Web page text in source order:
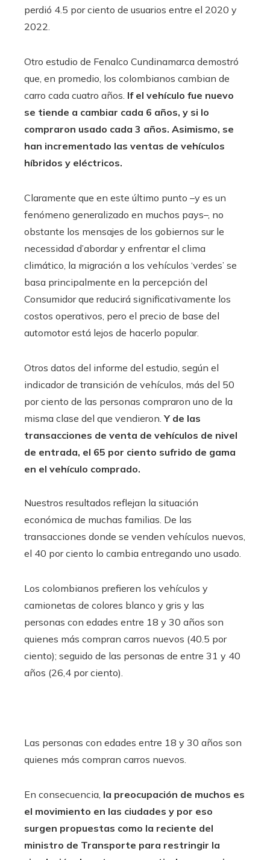
perdió 4.5 por ciento de usuarios entre el 2020 y
2022.
Otro estudio de Fenalco Cundinamarca demostró
que, en promedio, los colombianos cambian de
carro cada cuatro años. If el vehículo fue nuevo
se tiende a cambiar cada 6 años, y si lo
compraron usado cada 3 años. Asimismo, se
han incrementado las ventas de vehículos
híbridos y eléctricos.
Claramente que en este último punto –y es un
fenómeno generalizado en muchos pays–, no
obstante los mensajes de los gobiernos sur le
necessidad d’abordar y enfrentar el clima
climático, la migración a los vehículos ‘verdes’ se
basa principalmente en la percepción del
Consumidor que reducirá significativamente los
costos operativos, pero el precio de base del
automotor está lejos de hacerlo popular.
Otros datos del informe del estudio, según el
indicador de transición de vehículos, más del 50
por ciento de las personas compraron uno de la
misma clase del que vendieron.Y de las
transacciones de venta de vehículos de nivel
de entrada, el 65 por ciento sufrido de gama
en el vehículo comprado.
Nuestros resultados reflejan la situación
económica de muchas familias. De las
transacciones donde se venden vehículos nuevos,
el 40 por ciento lo cambia entregando uno usado.
Los colombianos prefieren los vehículos y
camionetas de colores blanco y gris y las
personas con edades entre 18 y 30 años son
quienes más compran carros nuevos (40.5 por
ciento); seguido de las personas de entre 31 y 40
años (26,4 por ciento).
Las personas con edades entre 18 y 30 años son
quienes más compran carros nuevos.
En consecuencia, la preocupación de muchos es
el movimiento en las ciudades y por eso
surgen propuestas como la reciente del
ministro de Transporte para restringir la